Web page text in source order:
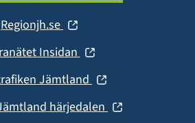
Regionjh.se (öppnas
nytt
fönster)
Insidan (öppnas
nytt
fönster)
Jämtland (öppnas
nytt
härjedalen (öppnas